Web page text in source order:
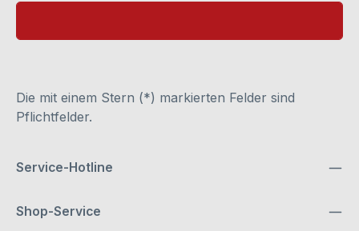
Die mit einem Stern (*) markierten Felder sind
Pflichtfelder.
Service-Hotline
Shop-Service